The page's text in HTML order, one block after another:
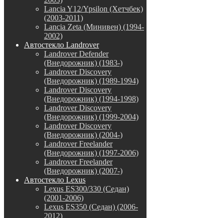
Lancia Y12/Ypsilon (Хетчбек)
(2003-2011)
Lancia Zeta (Минивен) (1994-
2002)
Автостекло Landrover
Landrover Defender
(Внедорожник) (1983-)
Landrover Discovery
(Внедорожник) (1989-1994)
Landrover Discovery
(Внедорожник) (1994-1998)
Landrover Discovery
(Внедорожник) (1999-2004)
Landrover Discovery
(Внедорожник) (2004-)
Landrover Freelander
(Внедорожник) (1997-2006)
Landrover Freelander
(Внедорожник) (2007-)
Автостекло Lexus
Lexus ES300/330 (Седан)
(2001-2006)
Lexus ES350 (Седан) (2006-
2012)